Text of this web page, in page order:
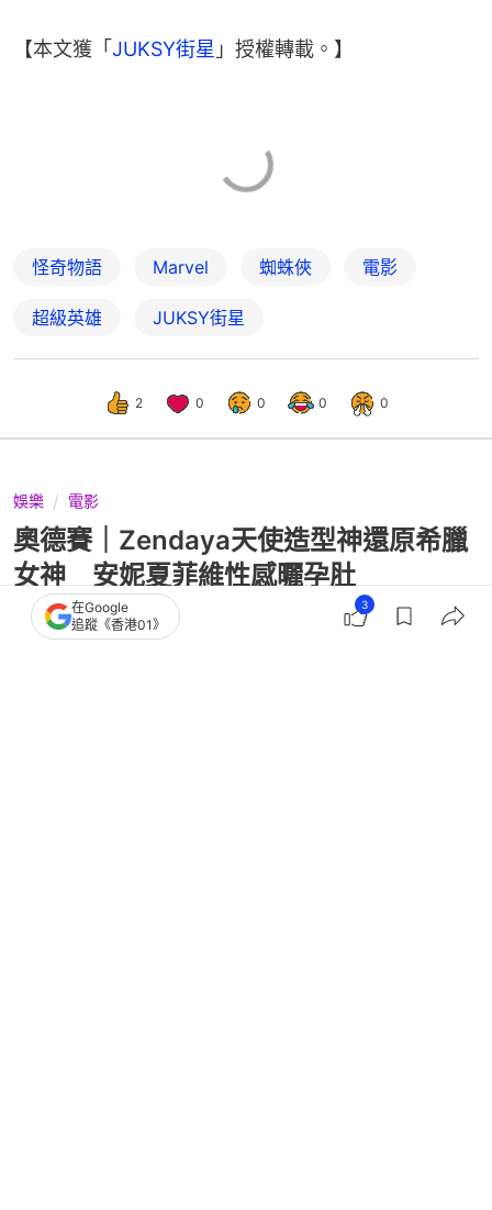
【本文獲「JUKSY街星 」授權轉載。】
怪奇物語 Marvel 蜘蛛俠 電影
超級英雄 JUKSY街星
2 0 0 0 0
娛樂 電影
奧德賽｜Zendaya天使造型神還原希臘
女神 安妮夏菲維性感曬孕肚
在Google
追蹤《香港01》
3